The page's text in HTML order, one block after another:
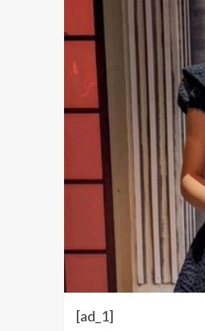
[ad_1]